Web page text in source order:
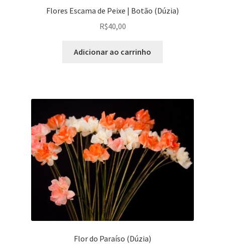
Flores Escama de Peixe | Botão (Dúzia)
R$40,00
Adicionar ao carrinho
Flor do Paraíso (Dúzia)